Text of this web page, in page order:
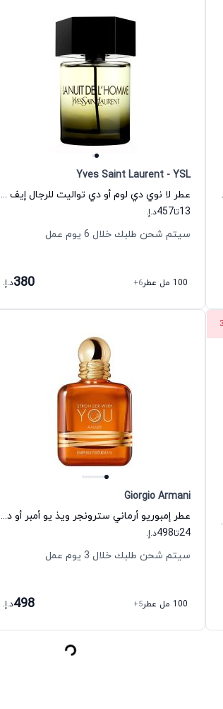
لوران
Yves Saint Laurent - YSL
عطر لا نوي دي لوم أو دي تواليت للرجال إيف سان لوران
13تا457د.إ.
سيتم شحن طلبك خلال 6 يوم عمل
100 مل عطر +6
380د.إ.
اند غابانا
Giorgio Armani
عطر إمبوريو أرماني سترونجر ويذ يو أمبر أو دي بارفيوم للجنسين جورجيو أرماني
24تا498د.إ.
سيتم شحن طلبك خلال 3 يوم عمل
100 مل عطر +5
498د.إ.